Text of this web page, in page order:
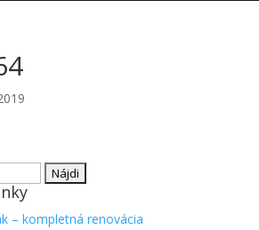
– kompletná renovácia